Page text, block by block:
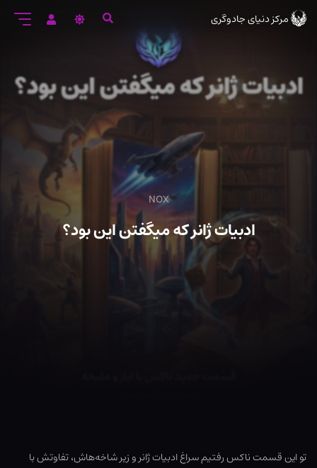
ورود
مرکز دنیای جادوگری
NOX
ادبیات ژانر که میگفتن این بود؟
تو این قسمت ناکس رفتیم سراغ ادبیات ژانر و زیر شاخه‌هاش، تفاوتش با